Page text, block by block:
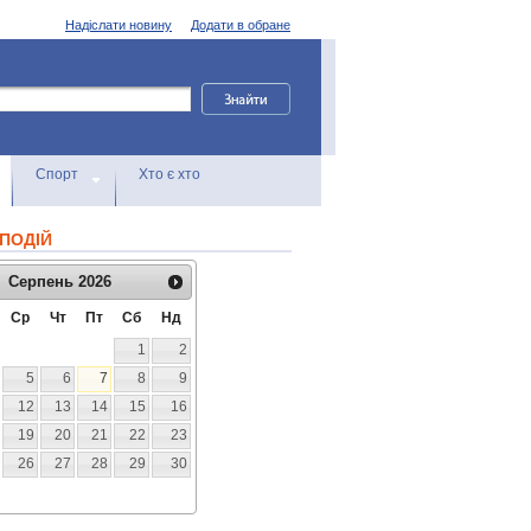
Додати в обране
Надіслати новину
Спорт Хто є хто
Серпень 2026
Ср Чт Пт Сб
Нд
1
2
5 6 7 8
9
12 13 14 15
16
19 20 21 22
23
26 27 28 29
30